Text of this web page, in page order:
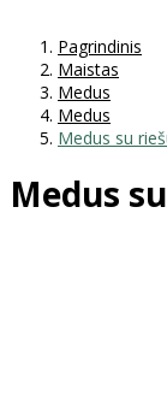
Pagrindinis
Maistas
Medus
Medus
Medus su
Medus